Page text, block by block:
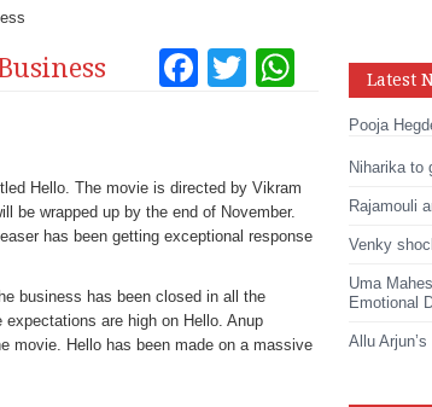
Facebook
Twitter
Pinterest
Hello. The movie is directed by Vikram
be wrapped up by the end of November.
has been getting exceptional response
business has been closed in all the
are high on Hello. Anup
movie. Hello has been made on a massive
Latest
Pooja
Niharika to
Rajamouli
Venky
Uma
Emotional
Allu